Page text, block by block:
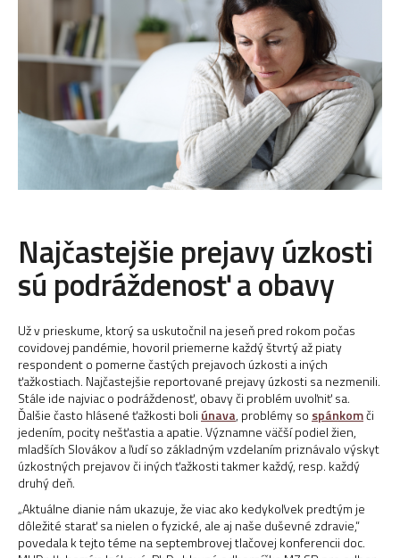
Najčastejšie prejavy úzkosti
sú podráždenosť a obavy
Už v prieskume, ktorý sa uskutočnil na jeseň pred rokom počas
covidovej pandémie, hovoril priemerne každý štvrtý až piaty
respondent o pomerne častých prejavoch úzkosti a iných
ťažkostiach. Najčastejšie reportované prejavy úzkosti sa nezmenili.
Stále ide najviac o podráždenosť, obavy či problém uvoľniť sa.
Ďalšie často hlásené ťažkosti boli únava, problémy so spánkomči
jedením, pocity nešťastia a apatie. Významne väčší podiel žien,
mladších Slovákov a ľudí so základným vzdelaním priznávalo výskyt
úzkostných prejavov či iných ťažkosti takmer každý, resp. každý
druhý deň.
„Aktuálne dianie nám ukazuje, že viac ako kedykoľvek predtým je
dôležité starať sa nielen o fyzické, ale aj naše duševné zdravie,“
povedala k tejto téme na septembrovej tlačovej konferencii doc.